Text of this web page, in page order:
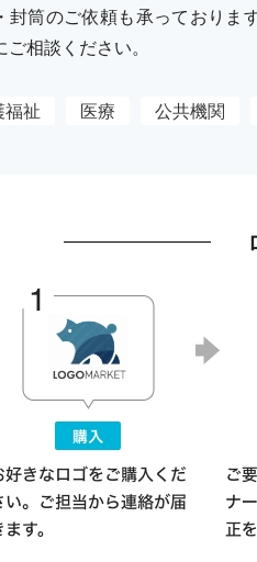
封筒のご依頼も承っておりま
ご相談ください。
福祉 医療 公共機関